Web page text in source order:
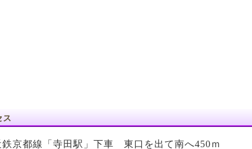
ス
鉄京都線「寺田駅」下車 東口を出て南へ450ｍ